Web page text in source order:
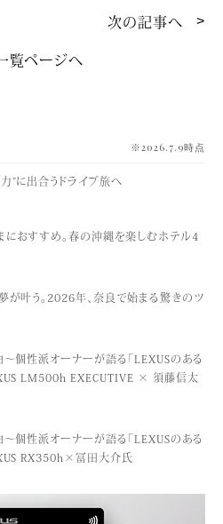
※2026.7.9時点
”に出合うドライブ旅へ
におすすめ。春の沖縄を楽しむホテル4
が叶う。2026年、奈良で始まる驚きのツ
個性派オーナーが語る「LEXUSのある
LM500h EXECUTIVE × 須藤信太
個性派オーナーが語る「LEXUSのある
RX350h×冨田大介氏
覧ページへ
次の記事へ